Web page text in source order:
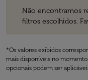
Não encontramos
filtros escolhidos.
*Os valores exibidos
mais disponíveis no momento
opcionais podem ser